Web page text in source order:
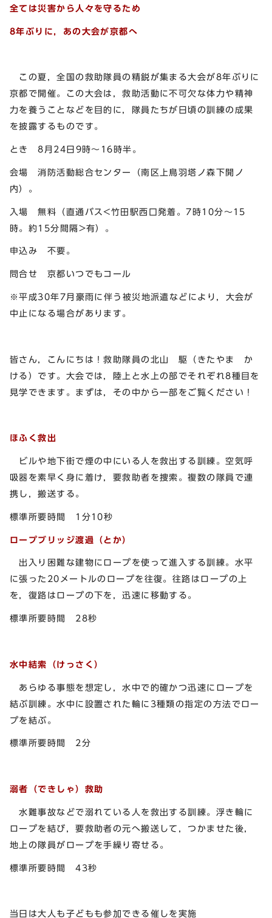
全ては災害から人々を守るため
8年ぶりに，あの大会が京都へ
この夏，全国の救助隊員の精鋭が集まる大会が8年ぶりに
京都で開催。この大会は，救助活動に不可欠な体力や精神
力を養うことなどを目的に，隊員たちが日頃の訓練の成果
を披露するものです。
とき 8月24日9時～16時半。
会場 消防活動総合センター（南区上鳥羽塔ノ森下開ノ
内）。
入場 無料（直通バス<竹田駅西口発着。7時10分～15
時。約15分間隔>有）。
申込み 不要。
問合せ 京都いつでもコール
※平成30年7月豪雨に伴う被災地派遣などにより，大会が
中止になる場合があります。
皆さん，こんにちは！救助隊員の北山 駆（きたやま か
ける）です。大会では，陸上と水上の部でそれぞれ8種目を
見学できます。まずは，その中から一部をご覧ください！
ほふく救出
ビルや地下街で煙の中にいる人を救出する訓練。空気呼
吸器を素早く身に着け，要救助者を捜索。複数の隊員で連
携し，搬送する。
標準所要時間 1分10秒
ロープブリッジ渡過（とか）
出入り困難な建物にロープを使って進入する訓練。水平
に張った20メートルのロープを往復。往路はロープの上
を，復路はロープの下を，迅速に移動する。
標準所要時間 28秒
水中結索（けっさく）
あらゆる事態を想定し，水中で的確かつ迅速にロープを
結ぶ訓練。水中に設置された輪に3種類の指定の方法でロー
プを結ぶ。
標準所要時間 2分
溺者（できしゃ）救助
水難事故などで溺れている人を救出する訓練。浮き輪に
ロープを結び，要救助者の元へ搬送して，つかませた後，
地上の隊員がロープを手繰り寄せる。
標準所要時間 43秒
当日は大人も子どもも参加できる催しを実施